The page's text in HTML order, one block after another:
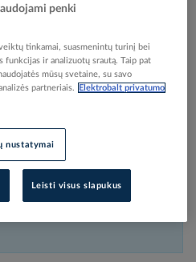
Prisijunkite, norėdami pamatyti kainas
penki
tinkamai, suasmenintų turinį bei
ir analizuotų srautą. Taip pat
mūsų svetaine, su savo
partneriais.
Elektrobalt privatumo
nustatymai
Leisti visus slapukus